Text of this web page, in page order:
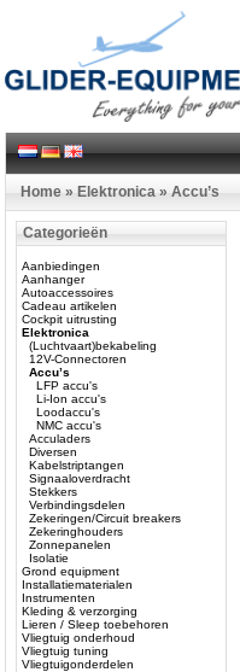
Home » Elektronica » Accu’s
Categorieën
Aanbiedingen
Aanhanger
Autoaccessoires
Cadeau artikelen
Cockpit uitrusting
Elektronica
(Luchtvaart)bekabeling
12V-Connectoren
Accu’s
LFP accu's
Li-Ion accu's
Loodaccu's
NMC accu's
Acculaders
Diversen
Kabelstriptangen
Signaaloverdracht
Stekkers
Verbindingsdelen
Zekeringen/Circuit breakers
Zekeringhouders
Zonnepanelen
Isolatie
Grond equipment
Installatiematerialen
Instrumenten
Kleding & verzorging
Lieren / Sleep toebehoren
Vliegtuig onderhoud
Vliegtuig tuning
Vliegtuigonderdelen